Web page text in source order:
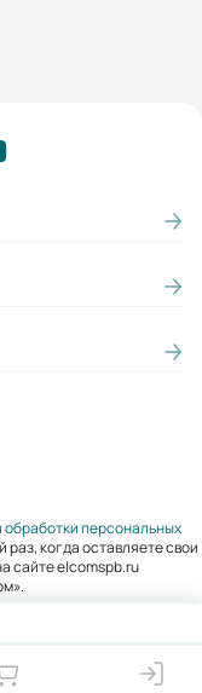
персональных
когда оставляете свои
сайте elcomspb.ru